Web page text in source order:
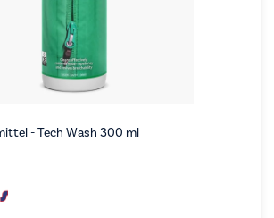
- Tech Wash 300 ml